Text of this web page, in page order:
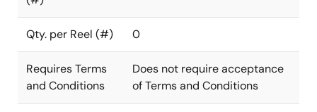
Qty. per Reel (#) 0
Requires Terms
and Conditions
Does not require acceptance
of Terms and Conditions